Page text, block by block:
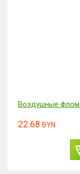
Воздушные
22.68 BYN